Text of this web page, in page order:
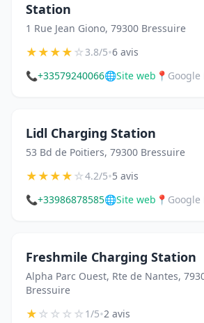
Station
1 Rue Jean Giono, 79300 Bressuire
★★★★☆3.8/5•6 avis
📞+33579240066🌐Site web 📍 Google
Lidl Charging Station
53 Bd de Poitiers, 79300 Bressuire
★★★★☆4.2/5•5 avis
📞+33986878585🌐Site web 📍 Google
Freshmile Charging Station
Alpha Parc Ouest, Rte de Nantes,
Bressuire
★☆☆☆☆1/5•2 avis